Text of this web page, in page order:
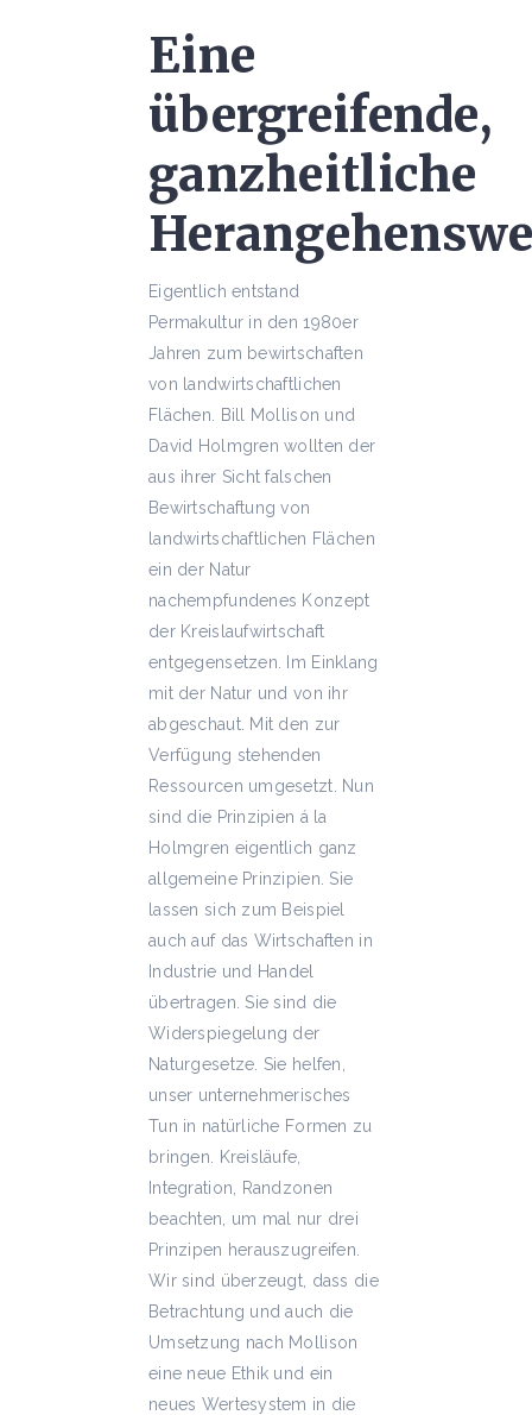
Eine
übergreifende,
ganzheitliche
Eigentlich entstand
Permakultur in den 1980er
Jahren zum bewirtschaften
von landwirtschaftlichen
Flächen. Bill Mollison und
David Holmgren wollten der
aus ihrer Sicht falschen
Bewirtschaftung von
landwirtschaftlichen Flächen
ein der Natur
nachempfundenes Konzept
der Kreislaufwirtschaft
entgegensetzen. Im Einklang
mit der Natur und von ihr
abgeschaut. Mit den zur
Verfügung stehenden
Ressourcen umgesetzt. Nun
sind die Prinzipien á la
Holmgren eigentlich ganz
allgemeine Prinzipien. Sie
lassen sich zum Beispiel
auch auf das Wirtschaften in
Industrie und Handel
übertragen. Sie sind die
Widerspiegelung der
Naturgesetze. Sie helfen,
unser unternehmerisches
Tun in natürliche Formen zu
bringen. Kreisläufe,
Integration, Randzonen
beachten, um mal nur drei
Prinzipen herauszugreifen.
Wir sind überzeugt, dass die
Betrachtung und auch die
Umsetzung nach Mollison
eine neue Ethik und ein
neues Wertesystem in die